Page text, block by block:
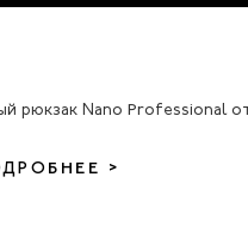
рюкзак Nano Professional
>